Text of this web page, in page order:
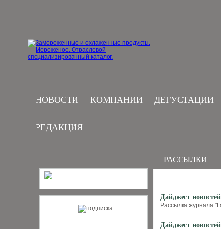
НОВОСТИ КОМПАНИИ ДЕГУСТАЦИИ
РЕДАКЦИЯ
РАССЫЛКИ
Дайджест
Рассылка журнала
Дайджест